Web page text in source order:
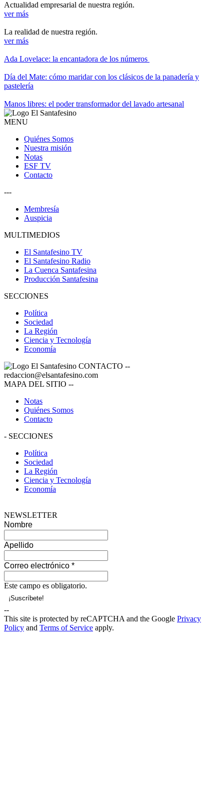
Actualidad empresarial de nuestra región.
ver más
La realidad de nuestra región.
ver más
Ada Lovelace: la encantadora de los números
Día del Mate: cómo maridar con los clásicos de la panadería y
pastelería
Manos libres: el poder transformador del lavado artesanal
MENU
Quiénes Somos
Nuestra misión
Notas
ESF TV
Contacto
---
Membresía
Auspicia
MULTIMEDIOS
El Santafesino TV
El Santafesino Radio
La Cuenca Santafesina
Producción Santafesina
SECCIONES
Política
Sociedad
La Región
Ciencia y Tecnología
Economía
CONTACTO --
redaccion@elsantafesino.com
MAPA DEL SITIO --
Notas
Quiénes Somos
Contacto
- SECCIONES
Política
Sociedad
La Región
Ciencia y Tecnología
Economía
NEWSLETTER
Nombre
Apellido
Correo electrónico *
Este campo es obligatorio.
--
This site is protected by reCAPTCHA and the Google Privacy
Policy and Terms of Service apply.